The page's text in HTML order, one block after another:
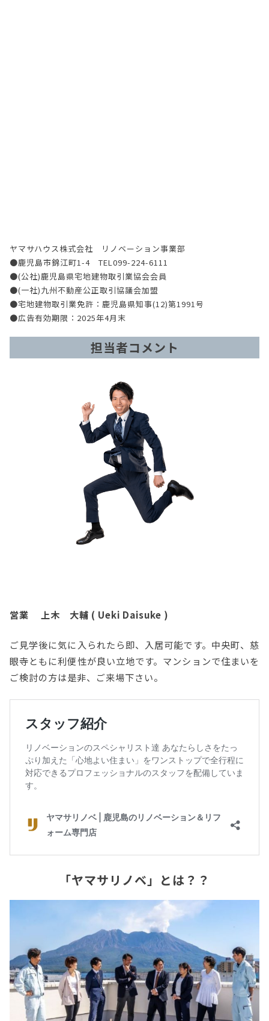
ヤマサハウス株式会社 リノベーション事業部
●鹿児島市錦江町1-4 TEL099-224-6111
●(公社)鹿児島県宅地建物取引業協会会員
●(一社)九州不動産公正取引協議会加盟
●宅地建物取引業免許：鹿児島県知事(12)第1991号
●広告有効期限：2025年4月末
担当者コメント
営業 上木 大輔 ( Ueki Daisuke )
ご見学後に気に入られたら即、入居可能です。中央町、慈
眼寺ともに利便性が良い立地です。マンションで住まいを
ご検討の方は是非、ご来場下さい。
「ヤマサリノベ」とは？？